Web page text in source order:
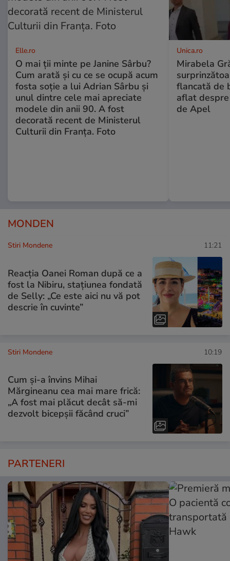
Elle.ro
O mai ții minte pe Janine Sârbu?
Cum arată și cu ce se ocupă acum
fosta soție a lui Adrian Sârbu și
unul dintre cele mai apreciate
modele din anii 90. A fost
decorată recent de Ministerul
Culturii din Franța. Foto
Unica.ro
Mirabela
flancată de
aflat
de Apel
MONDEN
Stiri Mondene 11:21
Reacția Oanei Roman după ce a
fost la Nibiru, stațiunea fondată
de Selly: „Ce este aici nu vă pot
descrie în cuvinte”
Stiri Mondene 10:19
Cum și-a învins Mihai
Mărgineanu cea mai mare frică:
„A fost mai plăcut decât să-mi
dezvolt bicepșii făcând cruci”
PARTENERI